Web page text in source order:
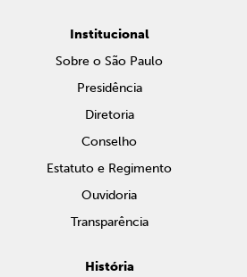
Institucional
Sobre o São Paulo
Presidência
Diretoria
Conselho
Estatuto e Regimento
Ouvidoria
Transparência
História